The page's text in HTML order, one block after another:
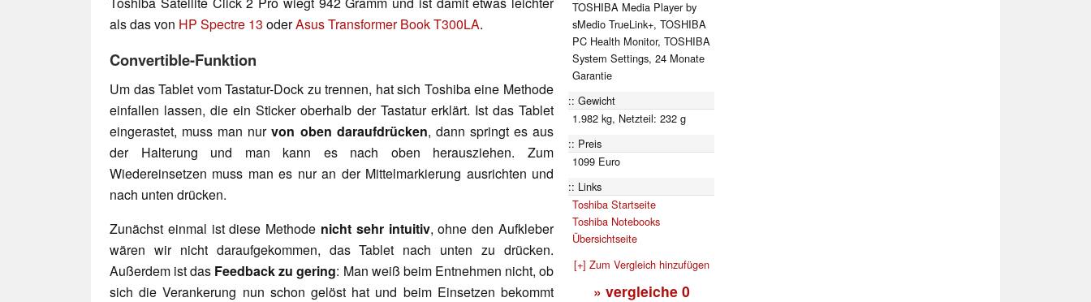
als das von HP Spectre 13 oderAsus Transformer Book T300LA.
Convertible-Funktion
Um das Tablet vom Tastatur-Dock zu trennen, hat sich Toshiba eine Methode
einfallen lassen, die ein Sticker oberhalb der Tastatur erklärt. Ist das Tablet
eingerastet, muss man nurvon oben daraufdrücken, dann springt es aus
der Halterung und man kann es nach oben herausziehen. Zum
Wiedereinsetzen muss man es nur an der Mittelmarkierung ausrichten und
nach unten drücken.
Zunächst einmal ist diese Methode nicht sehr intuitiv, ohne den Aufkleber
wären wir nicht daraufgekommen, das Tablet nach unten zu drücken.
Außerdem ist das Feedback zu gering: Man weiß beim Entnehmen nicht, ob
sich die Verankerung nun schon gelöst hat und beim Einsetzen bekommt
TOSHIBA Media Player by
sMedio TrueLink+, TOSHIBA
PC Health Monitor, TOSHIBA
System Settings, 24 Monate
Garantie
Gewicht
1.982 kg, Netzteil: 232 g
Preis
1099 Euro
Links
Toshiba Startseite
Toshiba Notebooks
Übersichtseite
[+] Zum Vergleich hinzufügen
» vergleiche 0